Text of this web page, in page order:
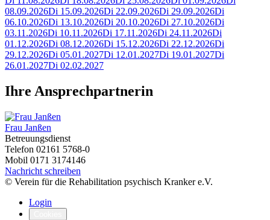
08.09.2026Di 15.09.2026Di 22.09.2026Di 29.09.2026Di
06.10.2026Di 13.10.2026Di 20.10.2026Di 27.10.2026Di
03.11.2026Di 10.11.2026Di 17.11.2026Di 24.11.2026Di
01.12.2026Di 08.12.2026Di 15.12.2026Di 22.12.2026Di
29.12.2026Di 05.01.2027Di 12.01.2027Di 19.01.2027Di
26.01.2027Di 02.02.2027
Ihre Ansprechpartnerin
Frau Janßen
Betreuungsdienst
Telefon 02161 5768-0
Mobil 0171 3174146
Nachricht schreiben
© Verein für die Rehabilitation psychisch Kranker e.V.
Login